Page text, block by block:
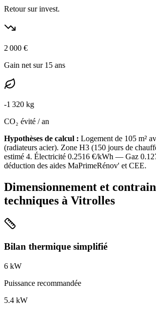
Retour sur invest.
2 000 €
Gain net sur 15 ans
-1 320 kg
CO₂ évité / an
Hypothèses de calcul : Logement de 105 m²
(radiateurs acier). Zone H3 (150 jours de
estimé 4. Électricité 0.2516 €/kWh — Gaz
déduction des aides MaPrimeRénov' et CEE.
Dimensionnement et
techniques à Vitrolles
Bilan thermique simplifié
6 kW
Puissance recommandée
5.4 kW